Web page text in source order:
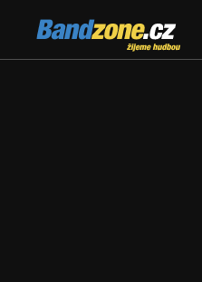
Bandzone.cz
žijeme hudbou